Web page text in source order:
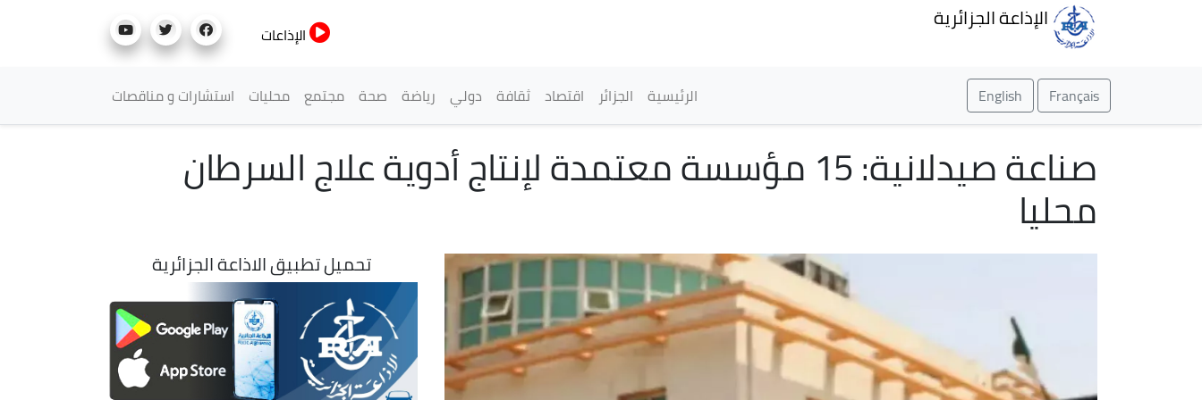
الإذاعة الجزائرية
الإذاعات
Français
English القائمة الرئيسية
الرئيسية الجزائر اقتصاد ثقافة دولي رياضة صحة مجتمع محليات استشارات و مناقصات
صناعة صيدلانية: 15 مؤسسة معتمدة لإنتاج أدوية علاج السرطان
محليا
تحميل تطبيق الاذاعة الجزائرية